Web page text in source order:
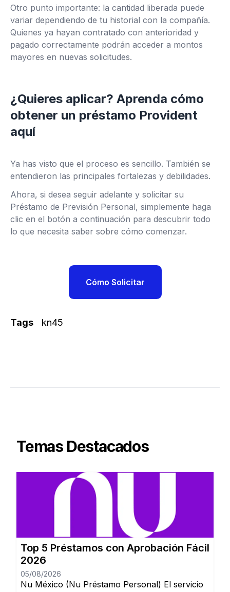
Otro punto importante: la cantidad liberada puede
variar dependiendo de tu historial con la compañía.
Quienes ya hayan contratado con anterioridad y
pagado correctamente podrán acceder a montos
mayores en nuevas solicitudes.
¿Quieres aplicar? Aprenda cómo
obtener un préstamo Provident
aquí
Ya has visto que el proceso es sencillo. También se
entendieron las principales fortalezas y debilidades.
Ahora, si desea seguir adelante y solicitar su
Préstamo de Previsión Personal, simplemente haga
clic en el botón a continuación para descubrir todo
lo que necesita saber sobre cómo comenzar.
Cómo Solicitar
Tags kn45
Temas Destacados
Top 5 Préstamos con Aprobación Fácil
2026
05/08/2026
Nu México (Nu Préstamo Personal) El servicio